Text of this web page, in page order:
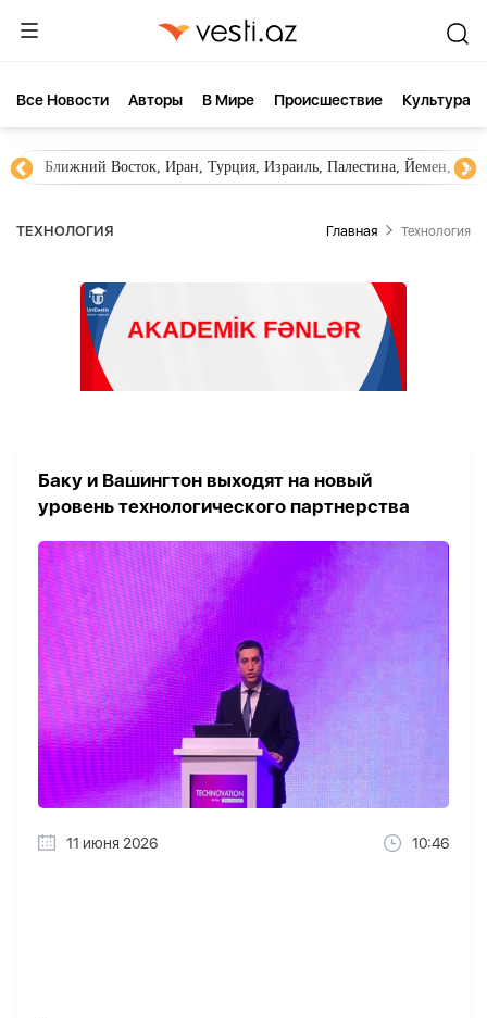
Все Новости Aвторы В Мире Происшествие Культура
Ближний Восток, Иран, Турция, Израиль, Палестина, Йемен,
ТЕХНОЛОГИЯ Главная Технология
Баку и Вашингтон выходят на новый
уровень технологического партнерства
11 июня 2026 10:46